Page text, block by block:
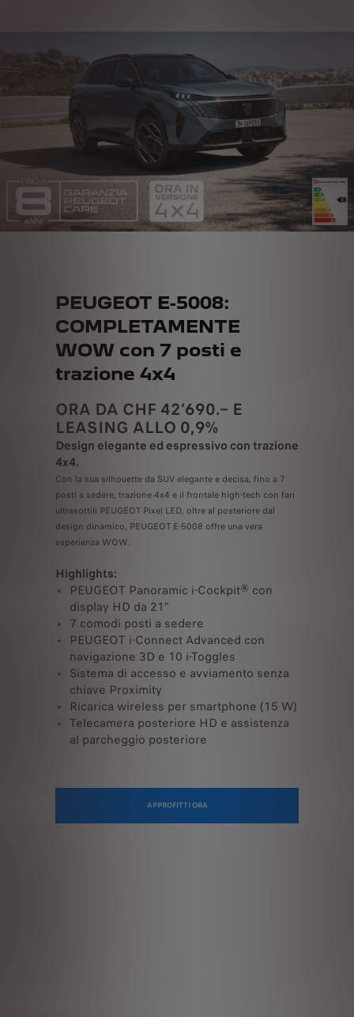
PEUGEOT E-5008:
COMPLETAMENTE
WOW con 7 posti e
trazione 4x4
ORA DA CHF 42’690.– E
LEASING ALLO 0,9%
Design elegante ed espressivo con trazione
4x4.
Con la sua silhouette da SUV elegante e decisa, fino a 7
posti a sedere, trazione 4x4 e il frontale high-tech con fari
ultrasottili PEUGEOT Pixel LED, oltre al posteriore dal
design dinamico, PEUGEOT E-5008 offre una vera
esperienza WOW.
Highlights:
PEUGEOT Panoramic i-Cockpit® con
display HD da 21″
7 comodi posti a sedere
PEUGEOT i-Connect Advanced con
navigazione 3D e 10 i-Toggles
Sistema di accesso e avviamento senza
chiave Proximity
Ricarica wireless per smartphone (15 W)
Telecamera posteriore HD e assistenza
al parcheggio posteriore
APPROFITTI ORA